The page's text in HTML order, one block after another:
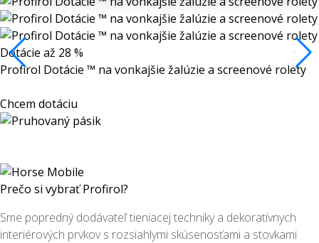
Dotácie až 28 %
Profirol Dotácie ™ na vonkajšie žalúzie a screenové rolety
Chcem dotáciu
Prečo si vybrať Profirol?
Sme popredný dodávateľ tieniacej techniky a dekoratívnych
interiérových prvkov s rozsiahlymi skúsenosťami a stovkami